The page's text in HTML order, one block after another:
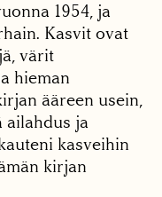
1954, ja
Kasvit ovat
värit
hieman
ääreen usein,
ailahdus ja
kasveihin
kirjan